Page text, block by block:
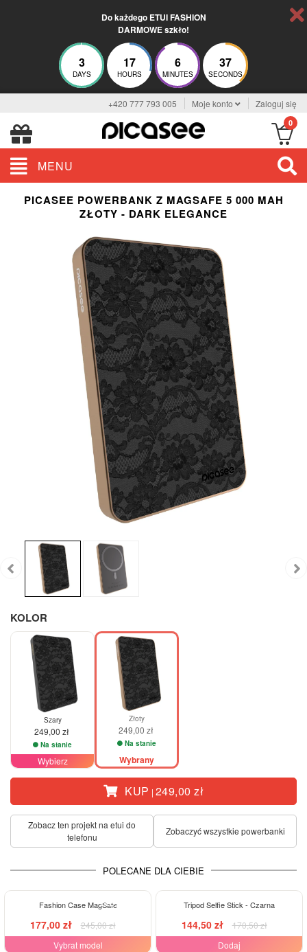
Do każdego ETUI FASHION
DARMOWE szkło!
3
DAYS
17
HOURS
6
MINUTES
36
SECONDS
+420 777 793 005 Moje konto Zaloguj się
0
MENU
PICASEE POWERBANK Z MAGSAFE 5 000 MAH
ZŁOTY - DARK ELEGANCE
KOLOR
Szary
249,00 zł
Na stanie
Wybierz
Złoty
249,00 zł
Na stanie
Wybrany
KUP | 249,00 zł
Zobacz ten projekt na etui do
telefonu
Zobaczyć wszystkie powerbanki
POLECANE DLA CIEBIE
ELEGANCE
Fashion Case MagSafe
177,00 zł
245,00 zł
Vybrat model
-15%
Tripod Selfie Stick - Czarna
144,50 zł
170,50 zł
Dodaj